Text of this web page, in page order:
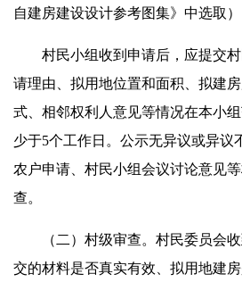
自建房建设设计参考图集》中选取）
村民小组收到申请后，应提交村
请理由、拟用地位置和面积、拟建
式、相邻权利人意见等情况在本小
少于5个工作日。公示无异议或异议
农户申请、村民小组会议讨论意见
查。
（二）村级审查。村民委员会收
交的材料是否真实有效、拟用地建